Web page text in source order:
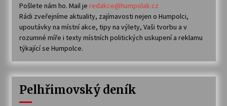
Pošlete nám ho. Mail je redakce@humpolak.cz
Rádi zveřejníme aktuality, zajímavosti nejen o Humpolci,
upoutávky na místní akce, tipy na výlety, Vaši tvorbu a v
rozumné míře i texty místních politických uskupení a reklamu
týkající se Humpolce.
Pelhřimovský deník